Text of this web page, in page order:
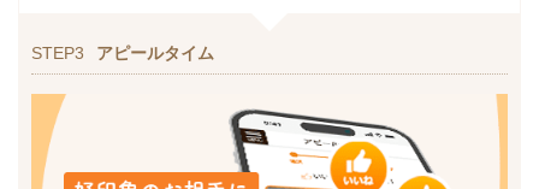
STEP3 アピールタイム